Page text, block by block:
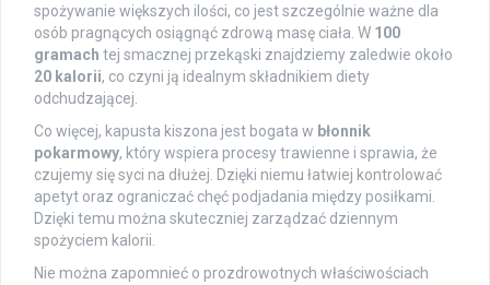
spożywanie większych ilości, co jest szczególnie ważne dla
osób pragnących osiągnąć zdrową masę ciała. W 100
gramach tej smacznej przekąski znajdziemy zaledwie około
20 kalorii, co czyni ją idealnym składnikiem diety
odchudzającej.
Co więcej, kapusta kiszona jest bogata w błonnik
pokarmowy, który wspiera procesy trawienne i sprawia, że
czujemy się syci na dłużej. Dzięki niemu łatwiej kontrolować
apetyt oraz ograniczać chęć podjadania między posiłkami.
Dzięki temu można skuteczniej zarządzać dziennym
spożyciem kalorii.
Nie można zapomnieć o prozdrowotnych właściwościach